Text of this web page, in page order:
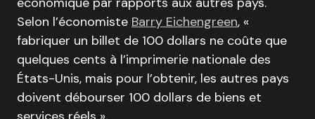
Selon l’économiste Barry Eichengreen, «
fabriquer un billet de 100 dollars ne coûte que
quelques cents à l’imprimerie nationale des
États-Unis, mais pour l’obtenir, les autres pays
doivent débourser 100 dollars de biens et